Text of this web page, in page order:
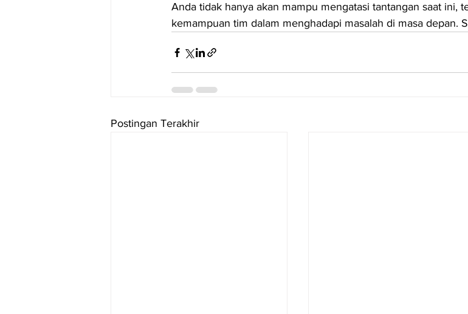
Anda tidak hanya akan mampu mengatasi tantangan saat ini,
kemampuan tim dalam menghadapi masalah di masa depan.
Postingan Terakhir